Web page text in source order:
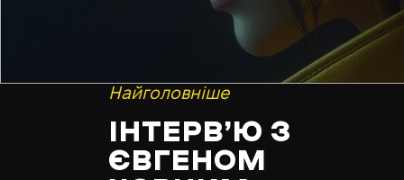
Найголовніше
ІНТЕРВ’Ю З
ЄВГЕНОМ